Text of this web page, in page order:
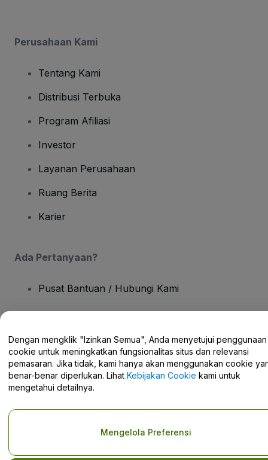
Perusahaan Kami
Tentang Kami
Distribusi Terbuka
Program Afiliasi
Investor
Layanan Perusahaan
Ruang Berita
Karier
Ada Pertanyaan?
Pusat Bantuan / Hubungi Kami
Hak Cipta © viagogo GmbH 2026 Detail Perusahaan
Penggunaan situs web ini merupakan penerimaan dariSyarat dan
KetentuandanKebijakan Privasi danKebijakan Cookiesdan
Kebijakan Privasi Seluler
Dengan mengklik "Izinkan Semua", Anda menyetujui penggunaan
cookie untuk meningkatkan fungsionalitas situs dan relevansi
pemasaran. Jika tidak, kami hanya akan menggunakan cookie
benar-benar diperlukan. Lihat Kebijakan Cookie kami untuk
mengetahui detailnya.
Mengelola Preferensi